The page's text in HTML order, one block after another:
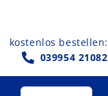
kostenlos bestellen:
039954 21082
Suche